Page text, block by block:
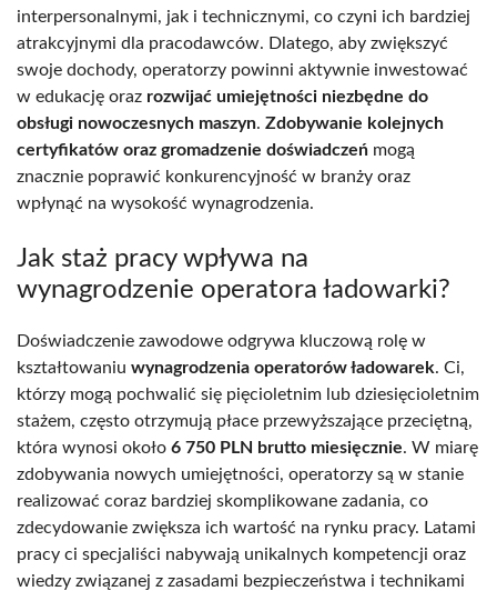
interpersonalnymi, jak i technicznymi, co czyni ich bardziej
atrakcyjnymi dla pracodawców. Dlatego, aby zwiększyć
swoje dochody, operatorzy powinni aktywnie inwestować
w edukację oraz rozwijać umiejętności niezbędne do
obsługi nowoczesnych maszyn. Zdobywanie kolejnych
certyfikatów oraz gromadzenie doświadczeń mogą
znacznie poprawić konkurencyjność w branży oraz
wpłynąć na wysokość wynagrodzenia.
Jak staż pracy wpływa na
wynagrodzenie operatora ładowarki?
Doświadczenie zawodowe odgrywa kluczową rolę w
kształtowaniu wynagrodzenia operatorów ładowarek. Ci,
którzy mogą pochwalić się pięcioletnim lub dziesięcioletnim
stażem, często otrzymują płace przewyższające przeciętną,
która wynosi około 6 750 PLN brutto miesięcznie. W miarę
zdobywania nowych umiejętności, operatorzy są w stanie
realizować coraz bardziej skomplikowane zadania, co
zdecydowanie zwiększa ich wartość na rynku pracy. Latami
pracy ci specjaliści nabywają unikalnych kompetencji oraz
wiedzy związanej z zasadami bezpieczeństwa i technikami